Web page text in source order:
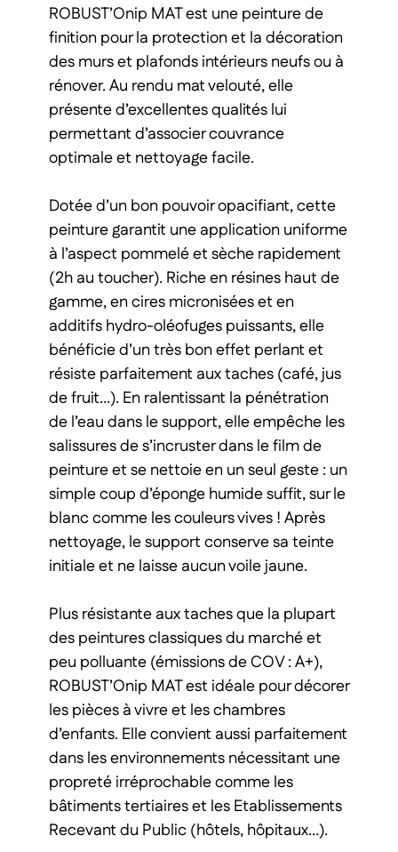
ROBUST’Onip MAT est une peinture de
finition pour la protection et la décoration
des murs et plafonds intérieurs neufs ou à
rénover. Au rendu mat velouté, elle
présente d’excellentes qualités lui
permettant d’associer couvrance
optimale et nettoyage facile.
Dotée d’un bon pouvoir opacifiant, cette
peinture garantit une application uniforme
à l’aspect pommelé et sèche rapidement
(2h au toucher). Riche en résines haut de
gamme, en cires micronisées et en
additifs hydro-oléofuges puissants, elle
bénéficie d’un très bon effet perlant et
résiste parfaitement aux taches (café, jus
de fruit…). En ralentissant la pénétration
de l’eau dans le support, elle empêche les
salissures de s’incruster dans le film de
peinture et se nettoie en un seul geste : un
simple coup d’éponge humide suffit, sur le
blanc comme les couleurs vives ! Après
nettoyage, le support conserve sa teinte
initiale et ne laisse aucun voile jaune.
Plus résistante aux taches que la plupart
des peintures classiques du marché et
peu polluante (émissions de COV : A+),
ROBUST’Onip MAT est idéale pour décorer
les pièces à vivre et les chambres
d’enfants. Elle convient aussi parfaitement
dans les environnements nécessitant une
propreté irréprochable comme les
bâtiments tertiaires et les Etablissements
Recevant du Public (hôtels, hôpitaux…).